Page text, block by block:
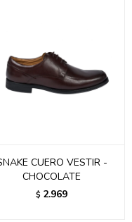
CUERO VESTIR -
CHOCOLATE
$ 2.969